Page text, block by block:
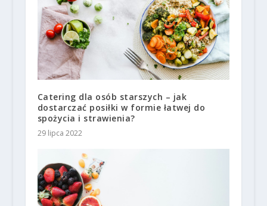
Catering dla osób starszych – jak
dostarczać posiłki w formie łatwej do
spożycia i strawienia?
29 lipca 2022